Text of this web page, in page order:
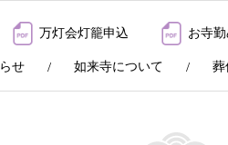
万灯会灯籠申込 お寺
せ 如来寺について 葬